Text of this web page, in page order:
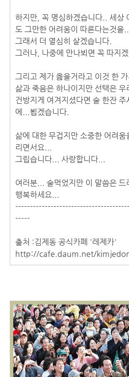
하지만, 꼭 명심하겠습니다.. 세상
도 그만한 어려움이 따른다는것을
그래서 더 열심히 살겠습니다.
그러나, 나중에 만나뵈면 꼭 따지
그리고 제가 옳을거라고 이것 한
삶과 죽음은 하나이지만 선택은
건방지게 여겨지셨다면 술 한잔
에...뵙겠습니다.
삶에 대한 무겁지만 소중한 어려
리면서요...
그립습니다... 사랑합니다...
여러분... 술먹었지만 이 말씀은 드
행복하세요...
-----
출처 :김제동 공식카페 '레제카'
http://cafe.daum.net/